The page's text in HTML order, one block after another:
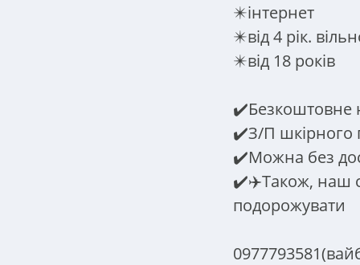
✴️інтернет
✴️від 4 рік.
✴️від 18 років
✔️Безкоштовне
✔️З/П шкірного
✔️Можна без
✔️✈️Також, наш
подорожувати